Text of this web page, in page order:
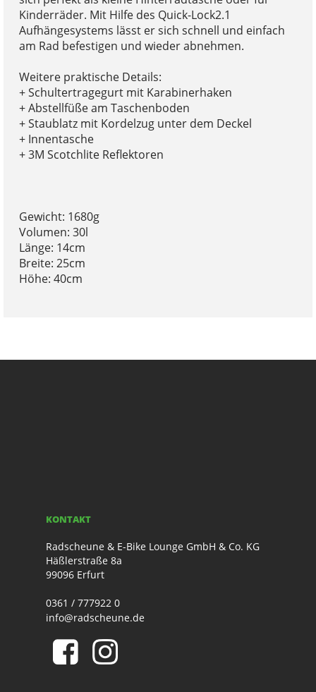
Kinderräder. Mit Hilfe des Quick-Lock2.1
Aufhängesystems lässt er sich schnell und einfach
am Rad befestigen und wieder abnehmen.
Weitere praktische Details:
+ Schultertragegurt mit Karabinerhaken
+ Abstellfüße am Taschenboden
+ Staublatz mit Kordelzug unter dem Deckel
+ Innentasche
+ 3M Scotchlite Reflektoren
Gewicht: 1680g
Volumen: 30l
Länge: 14cm
Breite: 25cm
Höhe: 40cm
KONTAKT
Radscheune & E-Bike Lounge GmbH & Co. KG
Häßlerstraße 8a
99096 Erfurt
0361 / 777922 0
info@radscheune.de